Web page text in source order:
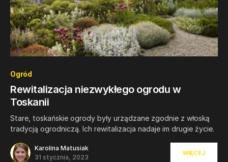
Ogród
Rewitalizacja niezwykłego ogrodu w
Toskanii
Stare, toskańskie ogrody były urządzane zgodnie z włoską
tradycją ogrodniczą. Ich rewitalizacja nadaje im drugie życie.
Karolina Matusiak
31 stycznia, 2023
WIĘCEJ